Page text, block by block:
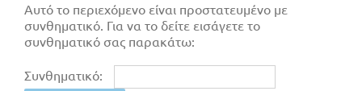
Αυτό το περιεχόμενο είναι προστατευμένο με
συνθηματικό. Για να το δείτε εισάγετε το
συνθηματικό σας παρακάτω:
Συνθηματικό: